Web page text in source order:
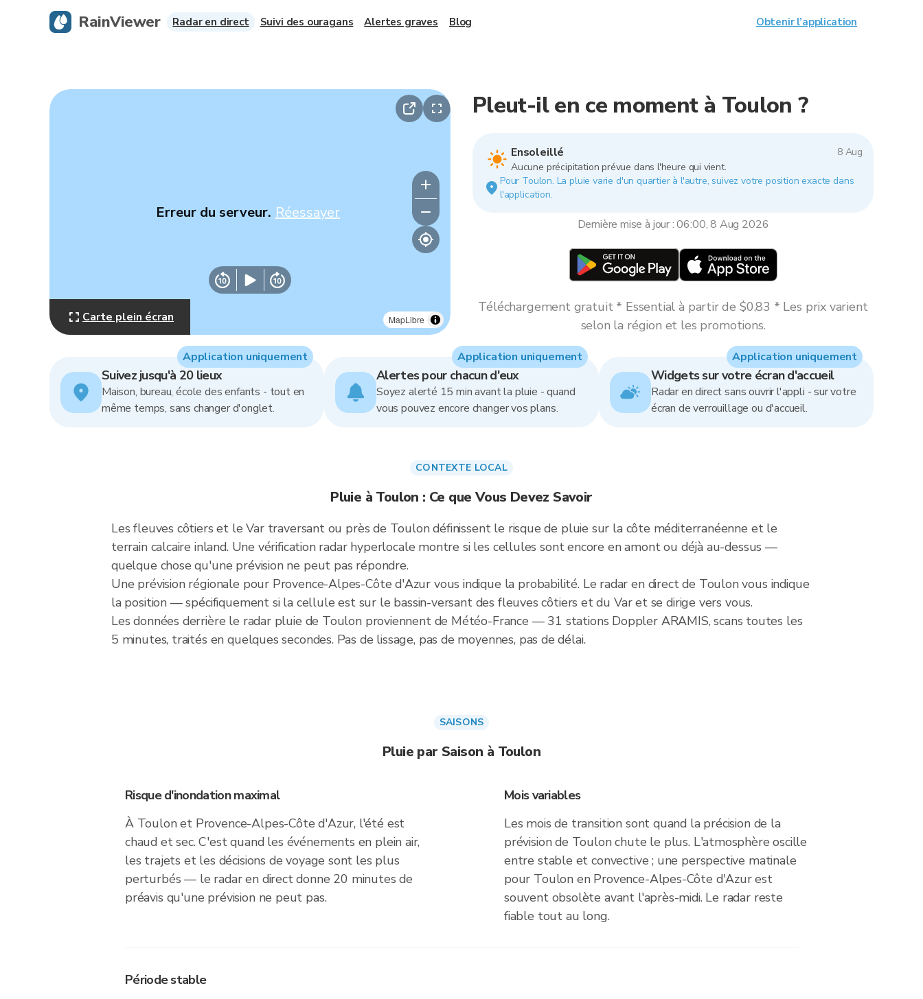
MapLibre
Erreur du serveur. Réessayer
Carte plein écran
Pleut-il en ce moment à Toulon ?
Ensoleillé
8 Aug
Aucune précipitation prévue dans l'heure qui vient.
Pour Toulon. La pluie varie d'un quartier à l'autre, suivez votre position exacte dans
l'application.
Dernière mise à jour : 06:00, 8 Aug 2026
Téléchargement gratuit * Essential à partir de $0,83 * Les prix varient
selon la région et les promotions.
Suivez jusqu'à 20 lieux
Maison, bureau, école des enfants - tout en
même temps, sans changer d'onglet.
Application uniquement
Alertes pour chacun d'eux
Soyez alerté 15 min avant la pluie - quand
vous pouvez encore changer vos plans.
Application uniquement
Widgets sur votre écran d'accueil
Radar en direct sans ouvrir l'appli - sur votre
écran de verrouillage ou d'accueil.
Application uniquement
CONTEXTE LOCAL
Pluie à Toulon : Ce que Vous Devez Savoir
Les fleuves côtiers et le Var traversant ou près de Toulon définissent le risque de pluie sur la côte méditerranéenne et le
terrain calcaire inland. Une vérification radar hyperlocale montre si les cellules sont encore en amont ou déjà au-dessus —
quelque chose qu'une prévision ne peut pas répondre.
Une prévision régionale pour Provence-Alpes-Côte d'Azur vous indique la probabilité. Le radar en direct de Toulon vous indique
la position — spécifiquement si la cellule est sur le bassin-versant des fleuves côtiers et du Var et se dirige vers vous.
Les données derrière le radar pluie de Toulon proviennent de Météo-France — 31 stations Doppler ARAMIS, scans toutes les
5 minutes, traités en quelques secondes. Pas de lissage, pas de moyennes, pas de délai.
SAISONS
Pluie par Saison à Toulon
Risque d'inondation maximal
À Toulon et Provence-Alpes-Côte d'Azur, l'été est
chaud et sec. C'est quand les événements en plein air,
les trajets et les décisions de voyage sont les plus
perturbés — le radar en direct donne 20 minutes de
préavis qu'une prévision ne peut pas.
Mois variables
Les mois de transition sont quand la précision de la
prévision de Toulon chute le plus. L'atmosphère oscille
entre stable et convective ; une perspective matinale
pour Toulon en Provence-Alpes-Côte d'Azur est
souvent obsolète avant l'après-midi. Le radar reste
fiable tout au long.
Période stable
RainViewer Radar en direct Suivi des ouragans Alertes graves Blog Obtenir l’application